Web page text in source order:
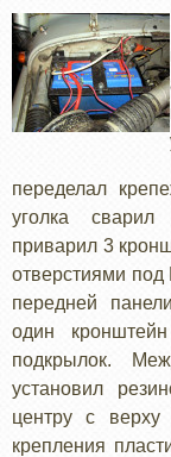
переделал
уголка
приварил 3
отверстиями
передней
один
подкрылок.
установил
центру с верху
крепления